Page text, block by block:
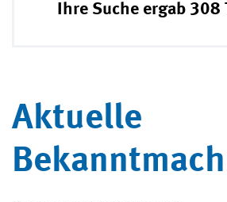
Ihre Suche ergab 308
Aktuelle